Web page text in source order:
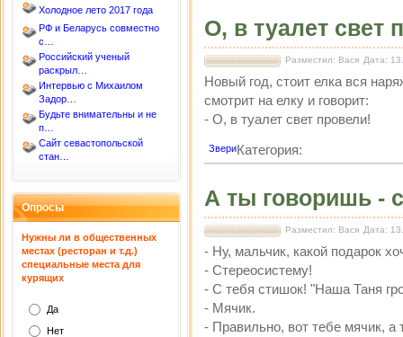
Холодное лето 2017 года
РФ и Беларусь совместно
с…
Российский ученый
раскрыл…
Интервью с Михаилом
Задор…
Будьте внимательны и не
п…
Сайт севастопольской
стан…
Опросы
Нужны ли в общественных
местах (ресторан и т.д.)
специальные места для
курящих
Да
Нет
О, в туалет свет
Разместил: Вася Дата:
Новый год, стоит елка вся
смотрит на елку и говорит:
- О, в туалет свет провели!
Категория:
Звери
А ты говоришь -
Разместил: Вася Дата:
- Ну, мальчик, какой подарок
- Стереосистему!
- С тебя стишок! "Наша Таня
- Мячик.
- Правильно, вот тебе мячик, а